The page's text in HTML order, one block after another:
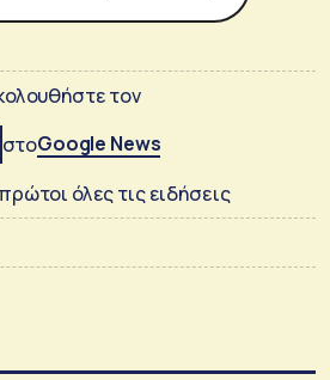
τον
στοGoogle News
όλες τις ειδήσεις